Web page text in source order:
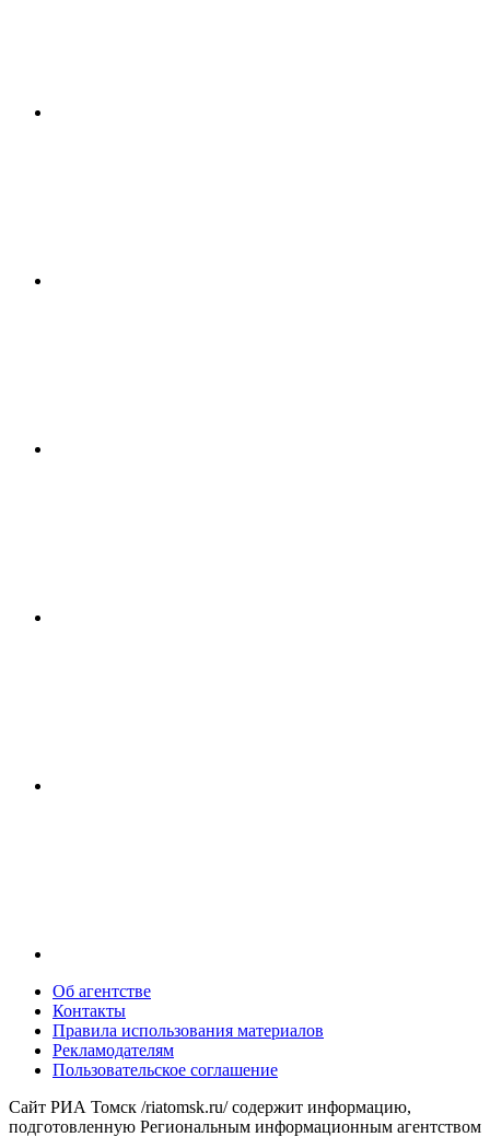
Об агентстве
Контакты
Правила использования материалов
Рекламодателям
Пользовательское соглашение
Сайт РИА Томск /riatomsk.ru/ содержит информацию,
подготовленную Региональным информационным агентством